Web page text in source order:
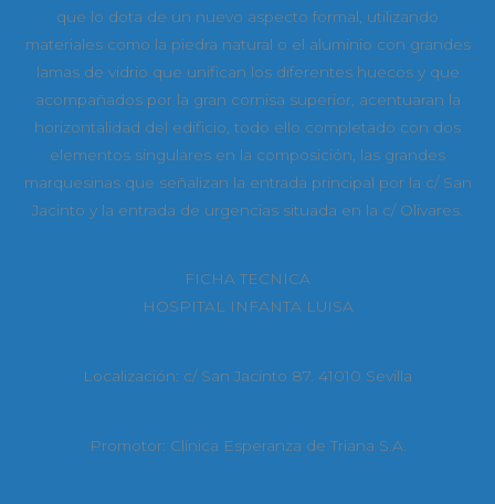
que lo dota de un nuevo aspecto formal, utilizando
materiales como la piedra natural o el aluminio con grandes
lamas de vidrio que unifican los diferentes huecos y que
acompañados por la gran cornisa superior, acentuaran la
horizontalidad del edificio, todo ello completado con dos
elementos singulares en la composición, las grandes
marquesinas que señalizan la entrada principal por la c/ San
Jacinto y la entrada de urgencias situada en la c/ Olivares.
FICHA TECNICA
HOSPITAL INFANTA LUISA
Localización: c/ San Jacinto 87. 41010 Sevilla
Promotor: Clínica Esperanza de Triana S.A.